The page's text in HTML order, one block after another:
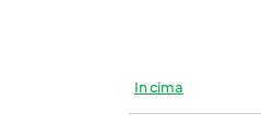
In cima